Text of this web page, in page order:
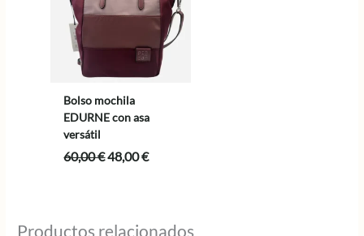
Bolso mochila
EDURNE con asa
versátil
60,00€El
48,00€El
Productos relacionados